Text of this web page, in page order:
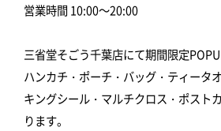
営業時間 10:00～20:00
三省堂そごう千葉店にて期間限定
ハンカチ・ポーチ・バッグ・ティータ
キングシール・マルチクロス・ポスト
ります。